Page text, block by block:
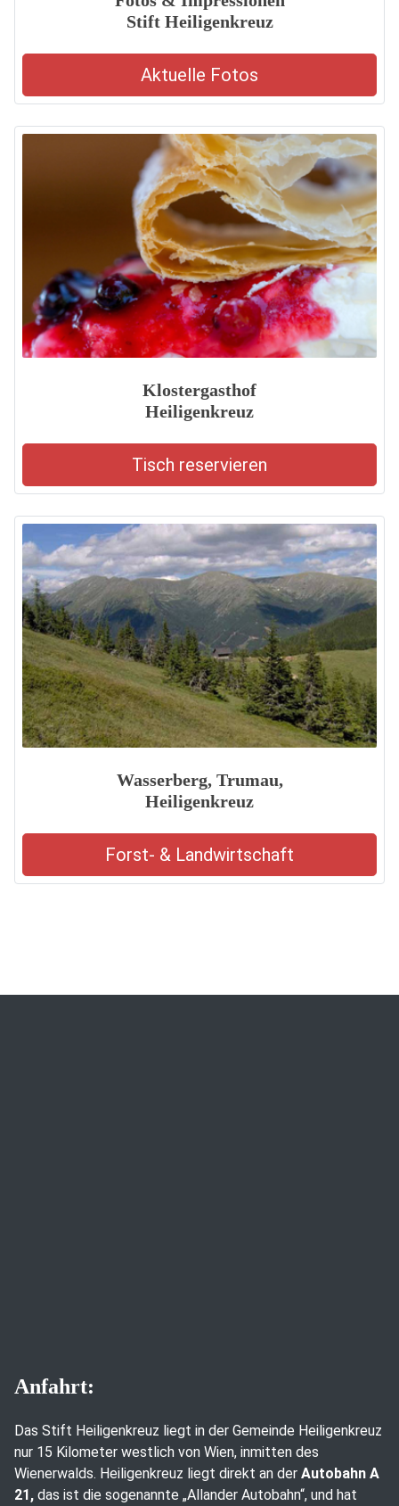
Stift Heiligenkreuz
Aktuelle Fotos
Klostergasthof
Heiligenkreuz
Tisch reservieren
Wasserberg, Trumau,
Heiligenkreuz
Forst- & Landwirtschaft
Anfahrt:
Das Stift Heiligenkreuz liegt in der Gemeinde Heiligenkreuz
nur 15 Kilometer westlich von Wien, inmitten des
Wienerwalds. Heiligenkreuz liegt direkt an der Autobahn A
21, das ist die sogenannte „Allander Autobahn“, und hat